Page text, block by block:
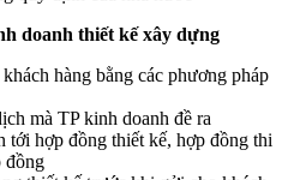
doanh thiết kế xây dựng
hàng bằng các phương pháp
mà TP kinh doanh đề ra
tới hợp đồng thiết kế, hợp đồng thi
đồng